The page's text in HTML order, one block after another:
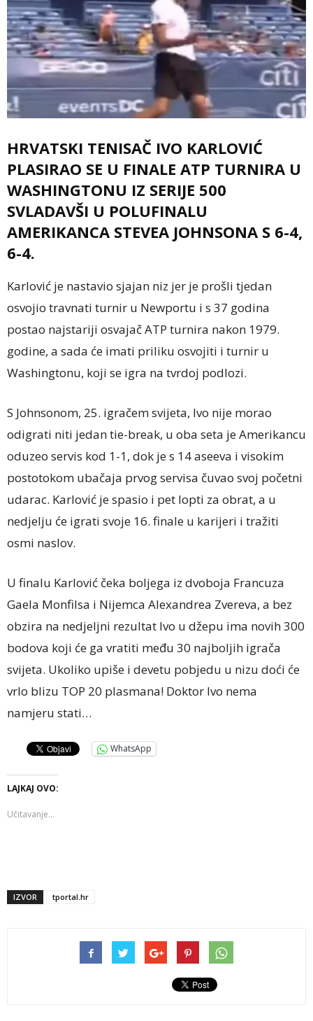
HRVATSKI TENISAČ IVO KARLOVIĆ
PLASIRAO SE U FINALE ATP TURNIRA U
WASHINGTONU IZ SERIJE 500
SVLADAVŠI U POLUFINALU
AMERIKANCA STEVEA JOHNSONA S 6-4,
6-4.
Karlović je nastavio sjajan niz jer je prošli tjedan
osvojio travnati turnir u Newportu i s 37 godina
postao najstariji osvajač ATP turnira nakon 1979.
godine, a sada će imati priliku osvojiti i turnir u
Washingtonu, koji se igra na tvrdoj podlozi.
S Johnsonom, 25. igračem svijeta, Ivo nije morao
odigrati niti jedan tie-break, u oba seta je Amerikancu
oduzeo servis kod 1-1, dok je s 14 aseeva i visokim
postotokom ubačaja prvog servisa čuvao svoj početni
udarac. Karlović je spasio i pet lopti za obrat, a u
nedjelju će igrati svoje 16. finale u karijeri i tražiti
osmi naslov.
U finalu Karlović čeka boljega iz dvoboja Francuza
Gaela Monfilsa i Nijemca Alexandrea Zvereva, a bez
obzira na nedjeljni rezultat Ivo u džepu ima novih 300
bodova koji će ga vratiti među 30 najboljih igrača
svijeta. Ukoliko upiše i devetu pobjedu u nizu doći će
vrlo blizu TOP 20 plasmana! Doktor Ivo nema
namjeru stati…
WhatsApp
LAJKAJ OVO:
Učitavanje...
IZVOR tportal.hr